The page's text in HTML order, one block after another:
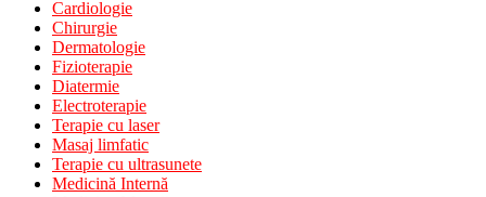
Cardiologie
Chirurgie
Dermatologie
Fizioterapie
Diatermie
Electroterapie
Terapie cu laser
Masaj limfatic
Terapie cu ultrasunete
Medicină Internă